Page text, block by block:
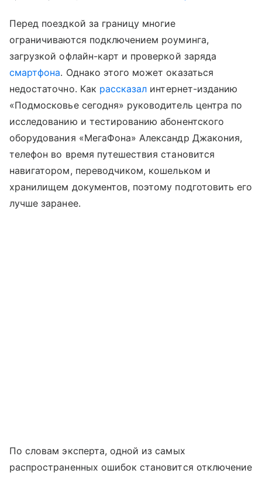
Перед поездкой за границу многие
ограничиваются подключением роуминга,
загрузкой офлайн-карт и проверкой заряда
смартфона. Однако этого может оказаться
недостаточно. Как рассказал интернет-изданию
«Подмосковье сегодня» руководитель центра по
исследованию и тестированию абонентского
оборудования «МегаФона» Александр Джакония,
телефон во время путешествия становится
навигатором, переводчиком, кошельком и
хранилищем документов, поэтому подготовить его
лучше заранее.
По словам эксперта, одной из самых
распространенных ошибок становится отключение